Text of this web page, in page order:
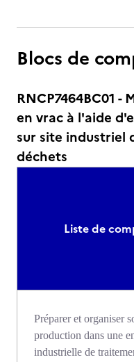
Blocs de
RNCP7464BC01
en vrac à l'aide
sur site industriel
déchets
Liste de
Préparer et organiser
production dans une
industrielle de